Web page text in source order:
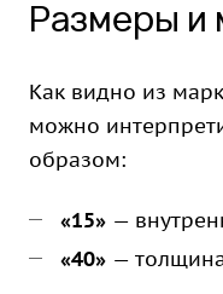
Размеры и
Как видно из
можно
образом:
«15» —
«40» —